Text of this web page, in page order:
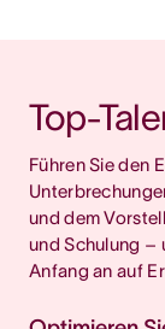
Top-
Führen Sie den
und dem
und Schulung
Anfang an auf